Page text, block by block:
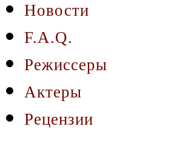
Новости
F.A.Q.
Режиссеры
Актеры
Рецензии